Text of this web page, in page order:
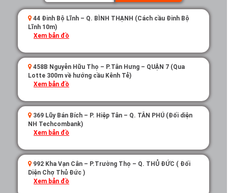
44 Đinh Bộ Lĩnh – Q. BÌNH THẠNH (Cách cầu Đinh Bộ
Lĩnh 10m)
Xem bản đồ
458B Nguyễn Hữu Thọ – P.Tân Hưng – QUẬN 7 (Qua
Lotte 300m về hướng cầu Kênh Tẻ)
Xem bản đồ
369 Lũy Bán Bích – P. Hiệp Tân – Q. TÂN PHÚ (Đối diện
NH Techcombank)
Xem bản đồ
992 Kha Vạn Cân – P.Trường Thọ – Q. THỦ ĐỨC ( Đối
Diện Chợ Thủ Đức )
Xem bản đồ